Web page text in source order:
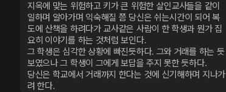
지옥에 맞는 위험하고 키가 큰 위험한 살인교사들을 같이
일하며 알아가며 익숙해질 쯤 당신은 쉬는시간이 되어 복
도에 산책을 하려다가 교사같은 사람이 한 학생과 뭔가 집
요히 이야기를 하는 것처럼 보인다.
그 학생은 심각한 상황에 빠진듯하다. 그와 거래를 하는 듯
보였으나 그 학생이 그에게 보답을 주지 못한 듯하다.
당신은 학교에서 거래까지 한다는 것에 신기해하며 지나가
려 한다.